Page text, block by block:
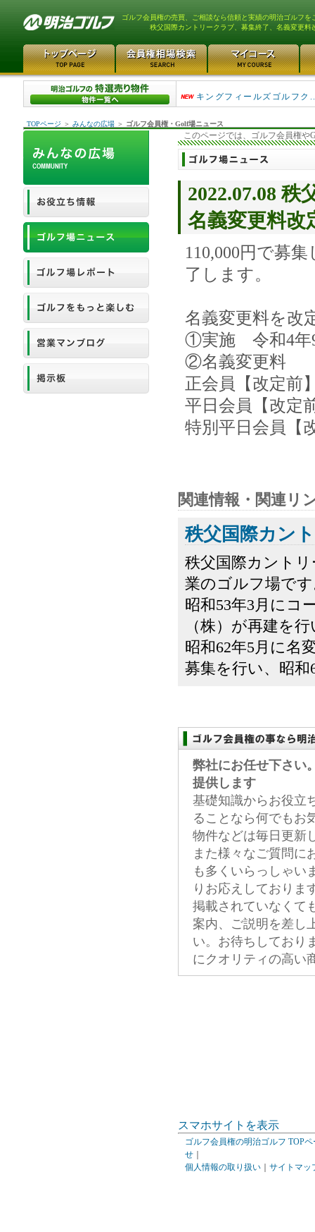
ゴルフ会員権の売買、ご相談なら信頼と実績の明治ゴルフを
秩父国際カントリークラブ、募集終了、名義変更料
高坂カントリークラブ
キングフィールズゴルフク
TOPページ ＞ みんなの広場 ＞ ゴルフ会員権・Golf場ニュース
このページでは、ゴルフ会員権や
2022.07.08
名義変更料改
110,000円で募
了します。
名義変更料を改
①実施 令和4年
②名義変更料
正会員【改定前
平日会員【改定
特別平日会員【
関連情報・関連リ
秩父国際カン
秩父国際カント
業のゴルフ場で
昭和53年3月にコ
（株）が再建を
昭和62年5月に名
募集を行い、昭和
弊社にお任せ下さい
提供します
基礎知識からお役立
ることなら何でもお
物件などは毎日更新
また様々なご質問に
も多くいらっしゃい
りお応えしておりま
掲載されていなくて
案内、ご説明を差し
い。お待ちしており
にクオリティの高い
スマホサイトを表示
ゴルフ会員権の明治ゴルフ TOPペ
せ
個人情報の取り扱い
サイトマッ